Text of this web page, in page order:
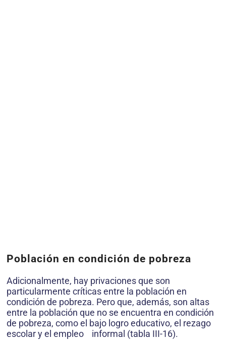
Población en condición de pobreza
Adicionalmente, hay privaciones que son
particularmente críticas entre la población en
condición de pobreza. Pero que, además, son altas
entre la población que no se encuentra en condición
de pobreza, como el bajo logro educativo, el rezago
escolar y el empleo informal (tabla III-16).